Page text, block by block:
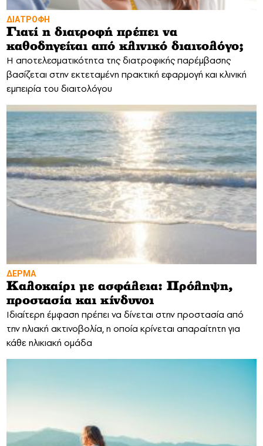
ΔΙΑΤΡΟΦΗ
Γιατί η διατροφή πρέπει να
καθοδηγείται από κλινικό διαιτολόγο;
Η αποτελεσματικότητα της διατροφικής παρέμβασης
βασίζεται στην εκτεταμένη πρακτική εφαρμογή και κλινική
εμπειρία του διαιτολόγου
ΔΕΡΜΑ
Καλοκαίρι με ασφάλεια: Πρόληψη,
προστασία και κίνδυνοι
Ιδιαίτερη έμφαση πρέπει να δίνεται στην προστασία από
την ηλιακή ακτινοβολία, η οποία κρίνεται απαραίτητη για
κάθε ηλικιακή ομάδα